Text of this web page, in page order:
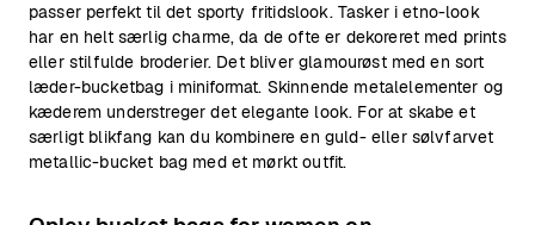
passer perfekt til det sporty fritidslook. Tasker i etno-look
har en helt særlig charme, da de ofte er dekoreret med prints
eller stilfulde broderier. Det bliver glamourøst med en sort
læder-bucketbag i miniformat. Skinnende metalelementer og
kæderem understreger det elegante look. For at skabe et
særligt blikfang kan du kombinere en guld- eller sølvfarvet
metallic-bucket bag med et mørkt outfit.